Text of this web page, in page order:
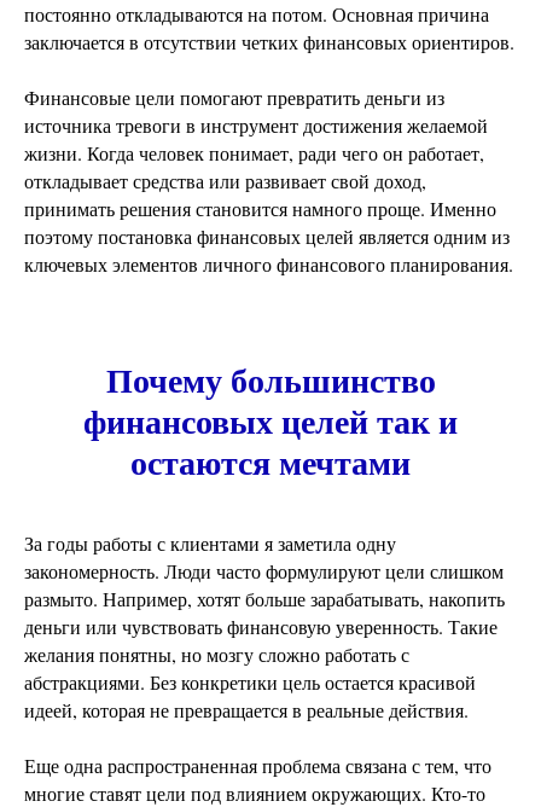
постоянно откладываются на потом. Основная причина
заключается в отсутствии четких финансовых ориентиров.
Финансовые цели помогают превратить деньги из
источника тревоги в инструмент достижения желаемой
жизни. Когда человек понимает, ради чего он работает,
откладывает средства или развивает свой доход,
принимать решения становится намного проще. Именно
поэтому постановка финансовых целей является одним из
ключевых элементов личного финансового планирования.
Почему большинство
финансовых целей так и
остаются мечтами
За годы работы с клиентами я заметила одну
закономерность. Люди часто формулируют цели слишком
размыто. Например, хотят больше зарабатывать, накопить
деньги или чувствовать финансовую уверенность. Такие
желания понятны, но мозгу сложно работать с
абстракциями. Без конкретики цель остается красивой
идеей, которая не превращается в реальные действия.
Еще одна распространенная проблема связана с тем, что
многие ставят цели под влиянием окружающих. Кто-то